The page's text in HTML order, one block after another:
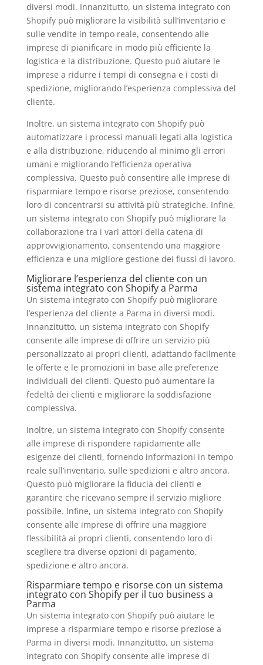
diversi modi. Innanzitutto, un sistema integrato con
Shopify può migliorare la visibilità sull’inventario e
sulle vendite in tempo reale, consentendo alle
imprese di pianificare in modo più efficiente la
logistica e la distribuzione. Questo può aiutare le
imprese a ridurre i tempi di consegna e i costi di
spedizione, migliorando l’esperienza complessiva del
cliente.
Inoltre, un sistema integrato con Shopify può
automatizzare i processi manuali legati alla logistica
e alla distribuzione, riducendo al minimo gli errori
umani e migliorando l’efficienza operativa
complessiva. Questo può consentire alle imprese di
risparmiare tempo e risorse preziose, consentendo
loro di concentrarsi su attività più strategiche. Infine,
un sistema integrato con Shopify può migliorare la
collaborazione tra i vari attori della catena di
approvvigionamento, consentendo una maggiore
efficienza e una migliore gestione dei flussi di lavoro.
Migliorare l’esperienza del cliente con un
sistema integrato con Shopify a Parma
Un sistema integrato con Shopify può migliorare
l’esperienza del cliente a Parma in diversi modi.
Innanzitutto, un sistema integrato con Shopify
consente alle imprese di offrire un servizio più
personalizzato ai propri clienti, adattando facilmente
le offerte e le promozioni in base alle preferenze
individuali dei clienti. Questo può aumentare la
fedeltà dei clienti e migliorare la soddisfazione
complessiva.
Inoltre, un sistema integrato con Shopify consente
alle imprese di rispondere rapidamente alle
esigenze dei clienti, fornendo informazioni in tempo
reale sull’inventario, sulle spedizioni e altro ancora.
Questo può migliorare la fiducia dei clienti e
garantire che ricevano sempre il servizio migliore
possibile. Infine, un sistema integrato con Shopify
consente alle imprese di offrire una maggiore
flessibilità ai propri clienti, consentendo loro di
scegliere tra diverse opzioni di pagamento,
spedizione e altro ancora.
Risparmiare tempo e risorse con un sistema
integrato con Shopify per il tuo business a
Parma
Un sistema integrato con Shopify può aiutare le
imprese a risparmiare tempo e risorse preziose a
Parma in diversi modi. Innanzitutto, un sistema
integrato con Shopify consente alle imprese di